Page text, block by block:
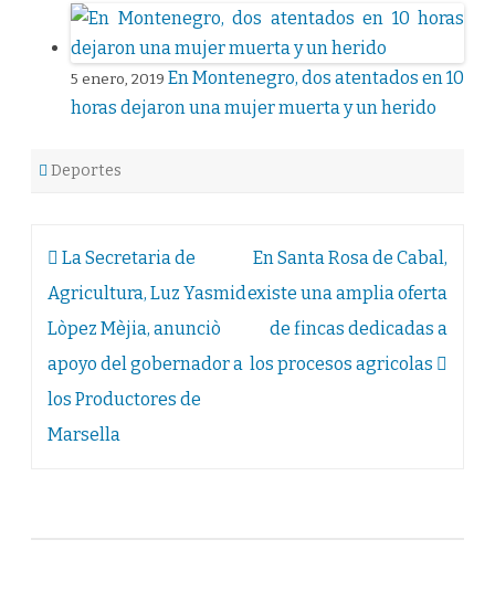
5 enero, 2019 En Montenegro, dos atentados en 10
horas dejaron una mujer muerta y un herido
Deportes
Navegación
de
entradas
La Secretaria de
Agricultura, Luz Yasmid
Lòpez Mèjia, anunciò
apoyo del gobernador a
los Productores de
Marsella
En Santa Rosa de Cabal,
existe una amplia oferta
de fincas dedicadas a
los procesos agricolas